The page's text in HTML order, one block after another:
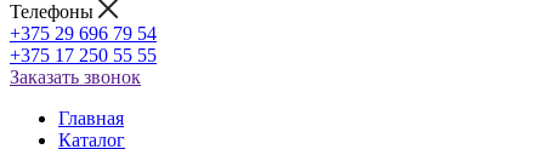
Телефоны
+375 29 696 79 54
+375 17 250 55 55
Заказать звонок
Главная
Каталог